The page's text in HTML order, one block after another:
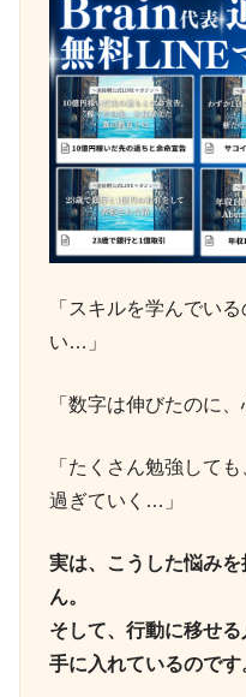
「スキルを学んでい
い…」
「数字は伸びたのに
「たくさん勉強して
過ぎていく…」
実は、こうした悩み
ん。
そして、行動に移せ
手に入れているのです